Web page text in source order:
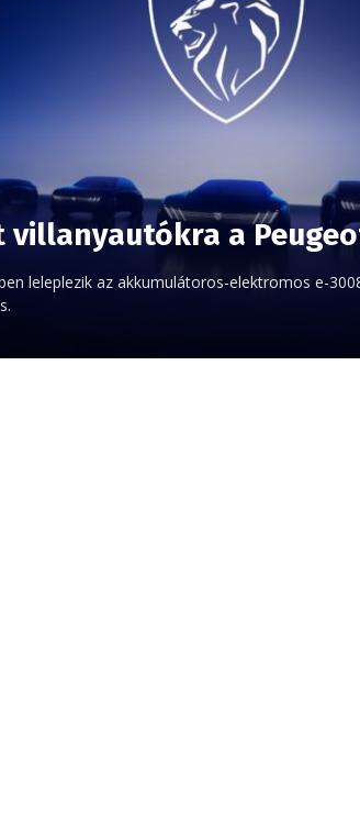
villanyautókra a
leleplezik az akkumulátoros-elektromos e-